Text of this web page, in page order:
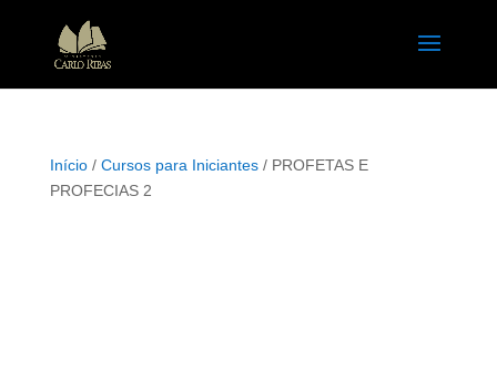
Início/ Cursos para Iniciantes/ PROFETAS E
PROFECIAS 2